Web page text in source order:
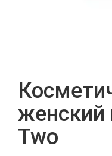
женский
Two